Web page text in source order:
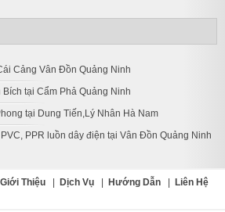
Cảng Vân Đồn Quảng Ninh
tại Cẩm Phả Quảng Ninh
tại Dung Tiến,Lý Nhân Hà Nam
PPR luồn dây điện tại Vân Đồn Quảng Ninh
Giới Thiệu Dịch Vụ Hướng Dẫn
Liên Hệ